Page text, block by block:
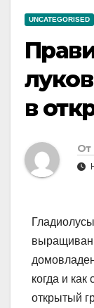
UNCATEGORISED
в
От
когда и
открытый